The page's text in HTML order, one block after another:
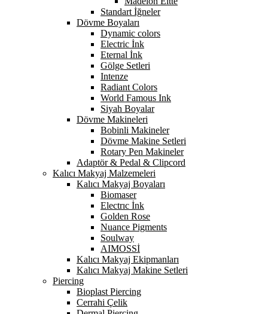
Standart İğneler
Dövme Boyaları
Dynamic colors
Electric İnk
Eternal İnk
Gölge Setleri
Intenze
Radiant Colors
World Famous Ink
Siyah Boyalar
Dövme Makineleri
Bobinli Makineler
Dövme Makine Setleri
Rotary Pen Makineler
Adaptör & Pedal & Clipcord
Kalıcı Makyaj Malzemeleri
Kalıcı Makyaj Boyaları
Biomaser
Electrıc İnk
Golden Rose
Nuance Pigments
Soulway
AIMOSSİ
Kalıcı Makyaj Ekipmanları
Kalıcı Makyaj Makine Setleri
Piercing
Bioplast Piercing
Cerrahi Çelik